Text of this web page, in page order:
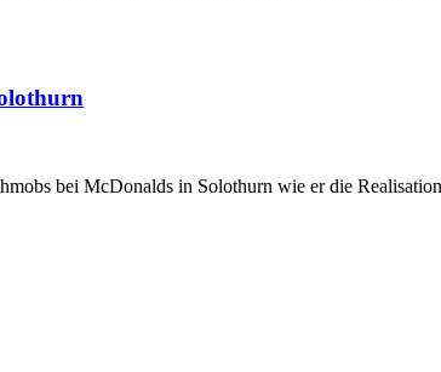
bei McDonalds in Solothurn wie er die